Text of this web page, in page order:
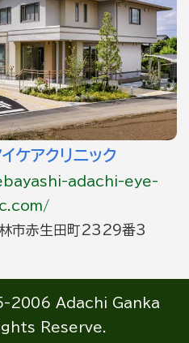
ケアクリニック
adachi-eye-
市赤生田町2329番3
2006 Adachi Ganka
Reserve.